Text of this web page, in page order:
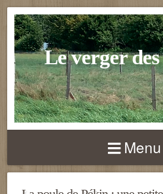
Le verger
Menu